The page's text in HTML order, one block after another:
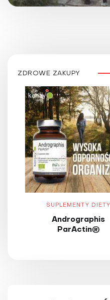
ZDROWE ZAKUPY
SUPLEMENTY DIETY
Andrographis
ParActin®